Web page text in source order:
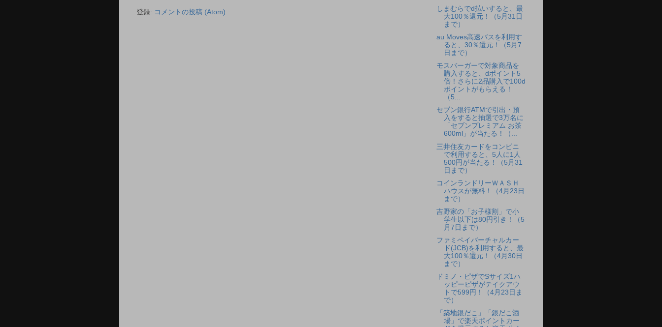
登録: コメントの投稿 (Atom)
しまむらでd払いすると、最
大100％還元！（5月31日
まで）
au Moves高速バスを利用す
ると、30％還元！（5月7
日まで）
モスバーガーで対象商品を
購入すると、dポイント5
倍！さらに2品購入で100d
ポイントがもらえる！
（5...
セブン銀行ATMで引出・預
入をすると抽選で3万名に
「セブンプレミアム お茶
600ml」が当たる！（...
三井住友カードをコンビニ
で利用すると、5人に1人
500円が当たる！（5月31
日まで）
コインランドリーＷＡＳＨ
ハウスが無料！（4月23日
まで）
吉野家の「お子様割」で小
学生以下は80円引き！（5
月7日まで）
ファミペイバーチャルカー
ド(JCB)を利用すると、最
大100％還元！（4月30日
まで）
ドミノ・ピザでSサイズ1ハ
ッピーピザがテイクアウ
トで599円！（4月23日ま
で）
「築地銀だこ」「銀だこ酒
場」で楽天ポイントカー